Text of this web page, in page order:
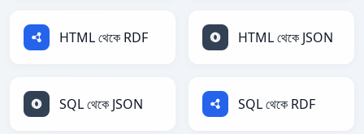
HTML থেকে RDF HTML থেকে JSON
SQL থেকে JSON SQL থেকে RDF